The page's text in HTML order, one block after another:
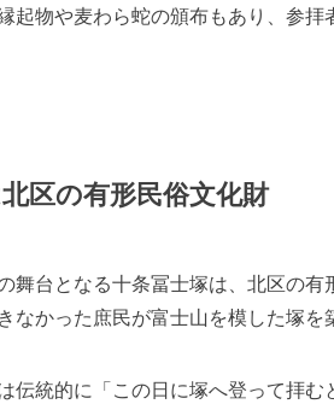
起物や麦わら蛇の頒布もあり、参
区の有形民俗文化財
舞台となる十条冨士塚は、北区の
なかった庶民が富士山を模した塚を
伝統的に「この日に塚へ登って拝